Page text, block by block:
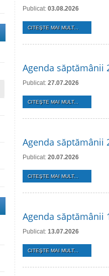
Publicat: 03.08.2026
CITEŞTE MAI MULT...
Agenda săptămânii
Publicat: 27.07.2026
CITEŞTE MAI MULT...
Agenda săptămânii
Publicat: 20.07.2026
CITEŞTE MAI MULT...
Agenda săptămânii
Publicat: 13.07.2026
CITEŞTE MAI MULT...